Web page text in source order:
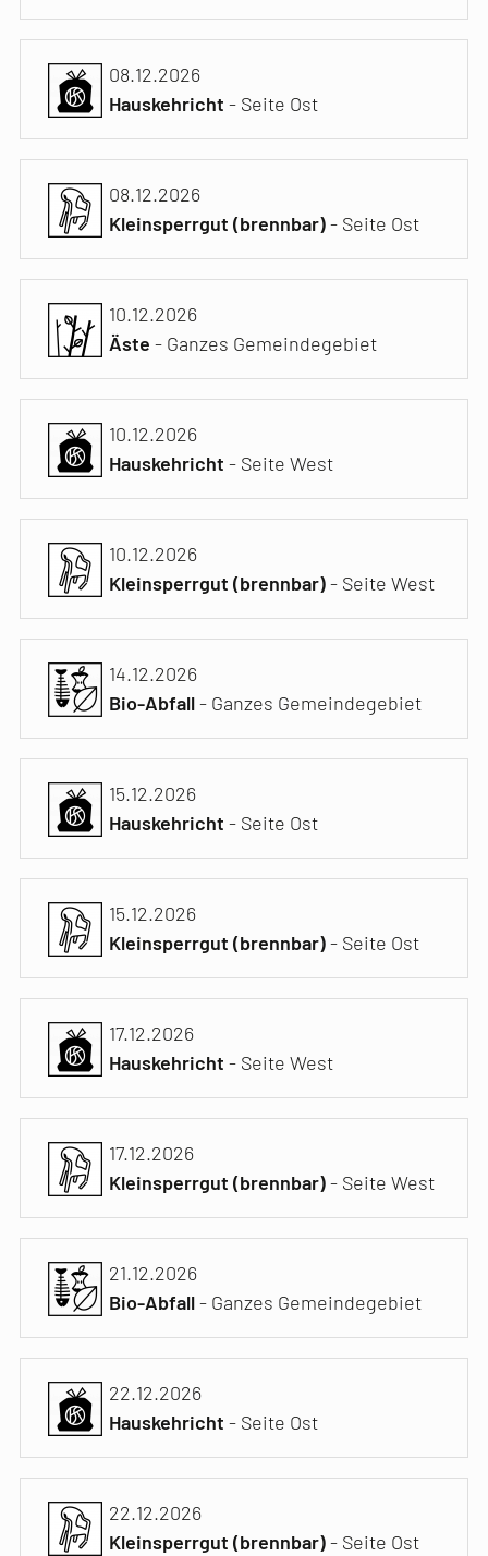
08.12.2026
Hauskehricht- Seite Ost
08.12.2026
Kleinsperrgut (brennbar)- Seite Ost
10.12.2026
Äste - Ganzes Gemeindegebiet
10.12.2026
Hauskehricht- Seite West
10.12.2026
Kleinsperrgut (brennbar)- Seite West
14.12.2026
Bio-Abfall- Ganzes Gemeindegebiet
15.12.2026
Hauskehricht- Seite Ost
15.12.2026
Kleinsperrgut (brennbar)- Seite Ost
17.12.2026
Hauskehricht- Seite West
17.12.2026
Kleinsperrgut (brennbar)- Seite West
21.12.2026
Bio-Abfall- Ganzes Gemeindegebiet
22.12.2026
Hauskehricht- Seite Ost
22.12.2026
Kleinsperrgut (brennbar)- Seite Ost